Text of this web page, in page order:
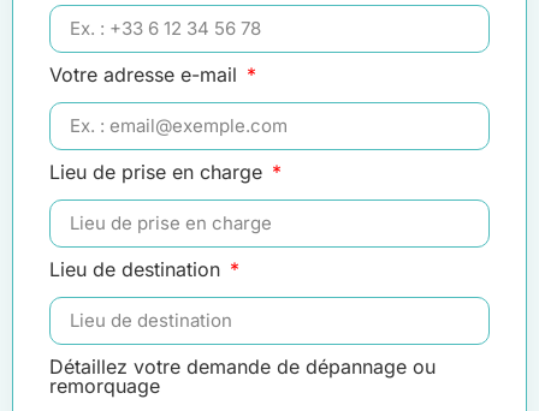
Votre adresse e-mail
Lieu de prise en charge
Lieu de destination
Détaillez votre demande de dépannage ou
remorquage